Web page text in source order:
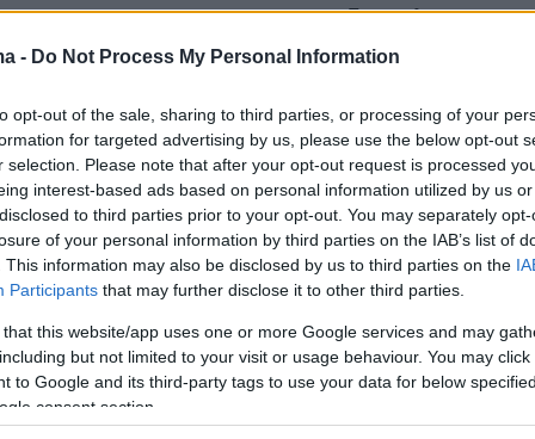
- Do Not Process My Personal Information
opt-out of the sale, sharing to third parties, or processing of your
for targeted advertising by us, please use the below opt-out
selection. Please note that after your opt-out request is processed
interest-based ads based on personal information utilized by us
to third parties prior to your opt-out. You may separately
of your personal information by third parties on the IAB’s list of
This information may also be disclosed by us to third parties on the
Participants that may further disclose it to other third parties.
that this website/app uses one or more Google services and may
but not limited to your visit or usage behaviour. You may
to Google and its third-party tags to use your data for below
consent section.
ενώ οι σχέσεις των δύο πλευρών
τεταμένες εδώ και χρόνια εξαιτίας
περιγράψει ότι την επίμαχη ημέρα
το διπλανό χωριό για να αγοράσει καφέ
καφενείο. Φθάνοντας, είδε τον
κάθεται απ’ έξω με τον καφετζή. Επέλεξε,
μην σταματήσει. Χαιρέτησε εν κινήσει τον
συνέχισε την πορεία του προς το επόμενο
στην πλατεία…
2 το μεσημέρι. Κατέβηκε να ρίξει νερό στο